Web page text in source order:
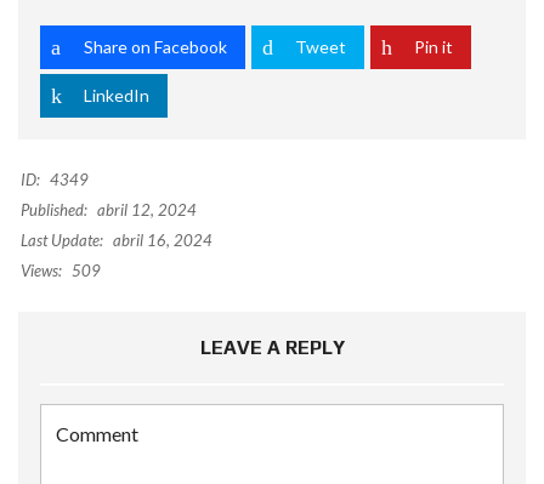
Share on Facebook Tweet Pin it
LinkedIn
ID: 4349
Published: abril 12, 2024
Last Update: abril 16, 2024
Views: 509
LEAVE A REPLY